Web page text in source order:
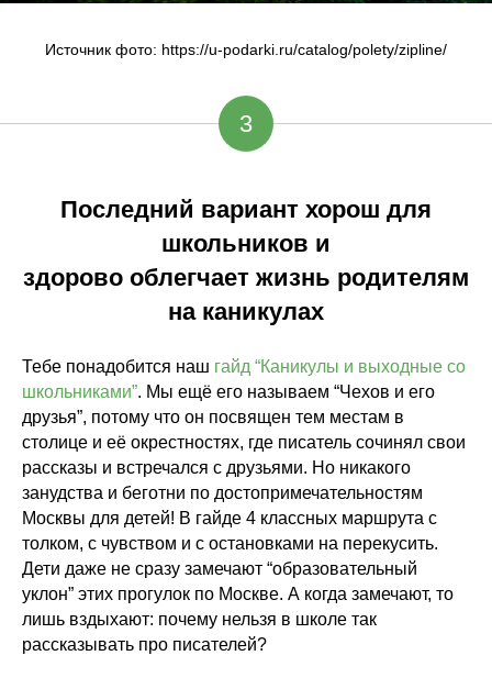
Источник фото: https://u-podarki.ru/catalog/polety/zipline/
3
Последний вариант хорош для
школьников и
здорово облегчает жизнь родителям
на каникулах
Тебе понадобится наш гайд “Каникулы и выходные со
школьниками”. Мы ещё его называем “Чехов и его
друзья”, потому что он посвящен тем местам в
столице и её окрестностях, где писатель сочинял свои
рассказы и встречался с друзьями. Но никакого
занудства и беготни по достопримечательностям
Москвы для детей! В гайде 4 классных маршрута с
толком, с чувством и с остановками на перекусить.
Дети даже не сразу замечают “образовательный
уклон” этих прогулок по Москве. А когда замечают, то
лишь вздыхают: почему нельзя в школе так
рассказывать про писателей?